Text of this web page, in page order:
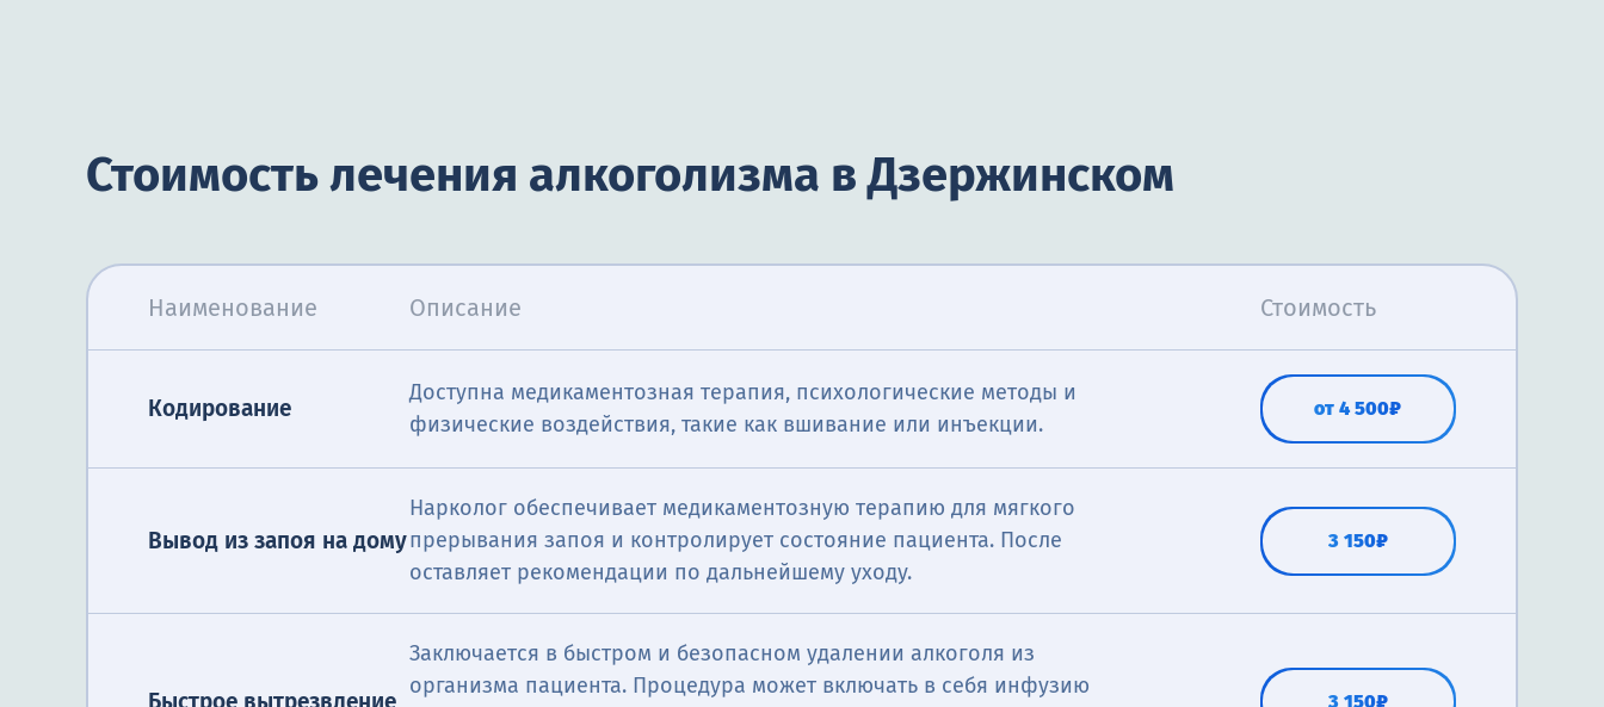
Стоимость лечения алкоголизма в Дзержинском
Наименование Описание Стоимость
Кодирование
Доступна медикаментозная терапия, психологические методы и
физические воздействия, такие как вшивание или инъекции.
от 4 500₽
Вывод из запоя на дому
Нарколог обеспечивает медикаментозную терапию для мягкого
прерывания запоя и контролирует состояние пациента. После
оставляет рекомендации по дальнейшему уходу.
3 150₽
Заключается в быстром и безопасном удалении алкоголя из
организма пациента. Процедура может включать в себя инфузию
3 150₽